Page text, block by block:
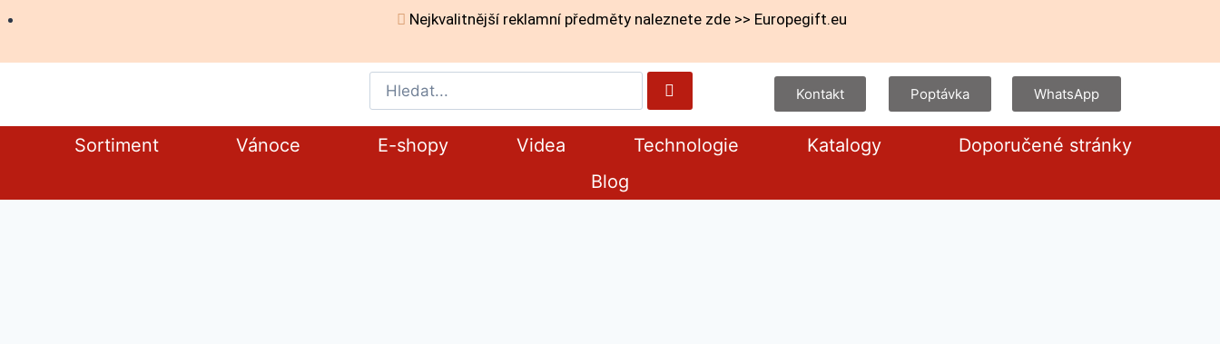
Nejkvalitnější reklamní předměty naleznete zde >> Europegift.eu
Kontakt Poptávka WhatsApp
Sortiment Vánoce E-shopy Videa Technologie Katalogy
Doporučené stránky
Blog